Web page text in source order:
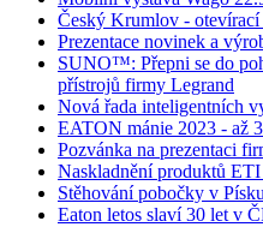
Český Krumlov - otevírací
Prezentace novinek a
SUNO™: Přepni se do
přístrojů firmy Legrand
Nová řada inteligentních
EATON mánie 2023 - až
Pozvánka na prezentaci
Naskladnění produktů
Stěhování pobočky v Písku
Eaton letos slaví 30 let v